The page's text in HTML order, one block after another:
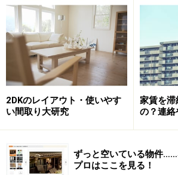
2DKのレイアウト・使いやす
い間取り大研究
家賃を滞
の？連
ずっと空いている物件
プロはここを見る！